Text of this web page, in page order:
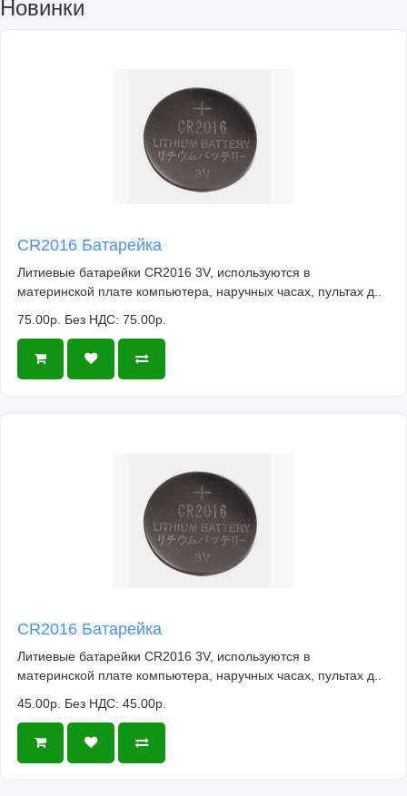
Новинки
CR2016 Батарейка
Литиевые батарейки CR2016 3V, используются в
материнской плате компьютера, наручных часах, пультах д..
75.00р. Без НДС: 75.00р.
CR2016 Батарейка
Литиевые батарейки CR2016 3V, используются в
материнской плате компьютера, наручных часах, пультах д..
45.00р. Без НДС: 45.00р.